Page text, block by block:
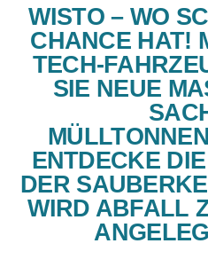
WISTO – WO
CHANCE HAT!
TECH-
SIE NEUE
NTDECKE DIE
ER
IRD ABFALL